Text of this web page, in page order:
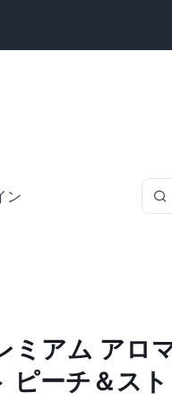
ン
ミアム アロ
ピーチ＆ス